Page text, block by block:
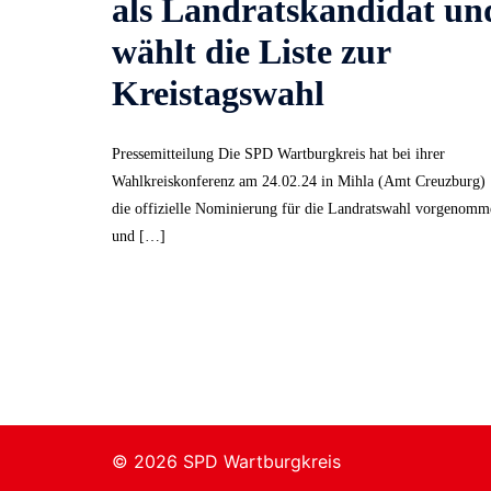
als Landratskandidat
wählt die Liste zur
Kreistagswahl
Pressemitteilung Die SPD Wartburgkreis hat bei ihrer
Wahlkreiskonferenz am 24.02.24 in Mihla (Amt Creuzburg)
die offizielle Nominierung für die Landratswahl
und […]
© 2026 SPD Wartburgkreis